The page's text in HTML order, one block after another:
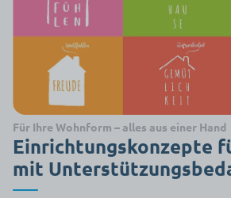
Für Ihre Wohnform – alles aus einer Hand
Einrichtungskonzepte
mit